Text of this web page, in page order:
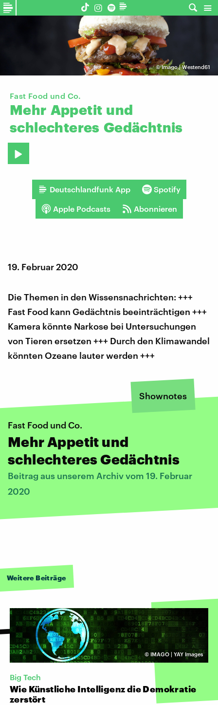
©Imago | Westend61
Fast Food und Co.
Mehr Appetit und
schlechteres Gedächtnis
Deutschlandfunk App Spotify
Apple Podcasts Abonnieren
19. Februar 2020
Die Themen in den Wissensnachrichten: +++
Fast Food kann Gedächtnis beeinträchtigen +++
Kamera könnte Narkose bei Untersuchungen
von Tieren ersetzen +++ Durch den Klimawandel
könnten Ozeane lauter werden +++
Shownotes
Fast Food und Co.
Mehr Appetit und
schlechteres Gedächtnis
Beitrag aus unserem Archiv vom 19. Februar
2020
Weitere Beiträge
© IMAGO | YAY Images
Big Tech
Wie Künstliche Intelligenz die Demokratie
zerstört